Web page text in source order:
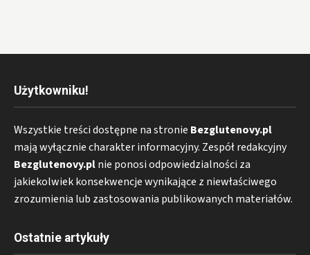
Użytkowniku!
Wszystkie treści dostępne na stronie Bezglutenovy.pl
mają wyłącznie charakter informacyjny. Zespół redakcyjny
Bezglutenovy.plnie ponosi odpowiedzialności za
jakiekolwiek konsekwencje wynikające z niewłaściwego
zrozumienia lub zastosowania publikowanych materiałów.
Ostatnie artykuły